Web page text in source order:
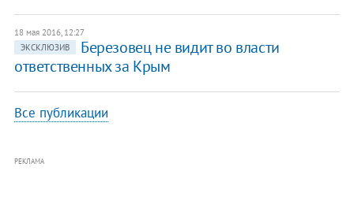
18 мая 2016, 12:27
ЭКСКЛЮЗИВ
Березовец не видит во власти
ответственных за Крым
Все публикации
РЕКЛАМА